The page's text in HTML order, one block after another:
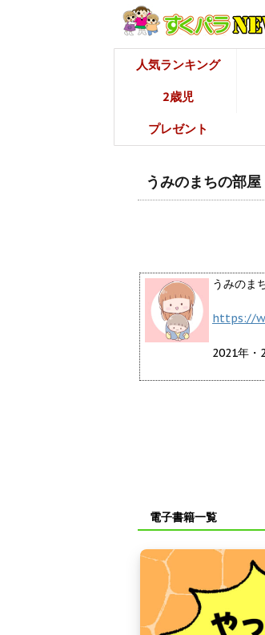
人気ランキング
2歳児
プレゼント
うみのまちの部屋
うみのま
https://
2021年・
電子書籍一覧